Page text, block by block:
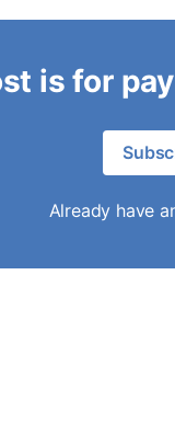
is for
Already have